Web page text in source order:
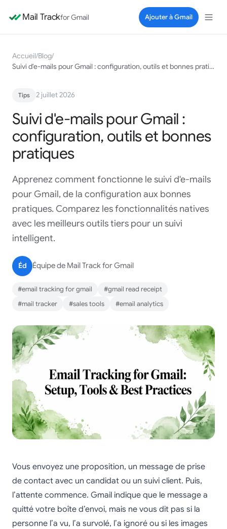
Mail Trackfor Gmail Ajouter à Gmail
Accueil/Blog/
Suivi d'e-mails pour Gmail : configuration, outils et bonnes pratiques
Tips 2 juillet 2026
Suivi d'e-mails pour Gmail :
configuration, outils et bonnes
pratiques
Apprenez comment fonctionne le suivi d'e-mails
pour Gmail, de la configuration aux bonnes
pratiques. Comparez les fonctionnalités natives
avec les meilleurs outils tiers pour un suivi
intelligent.
Éd Équipe de Mail Track for Gmail
#email tracking for gmail
#gmail read receipt
#mail tracker
#sales tools #email analytics
Vous envoyez une proposition, un message de prise
de contact avec un candidat ou un suivi client. Puis,
l’attente commence. Gmail indique que le message a
quitté votre boîte d’envoi, mais ne vous dit pas si la
personne l’a vu, l’a survolé, l’a ignoré ou si les images